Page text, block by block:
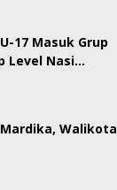
17 Masuk Grup
Level Nasi…
Walikota